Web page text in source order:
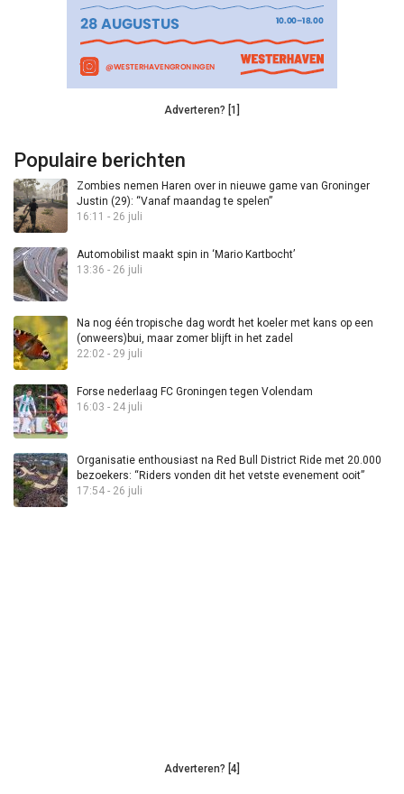
Adverteren? [1]
Populaire berichten
Zombies nemen Haren over in nieuwe game van Groninger
Justin (29): “Vanaf maandag te spelen”
16:11 - 26 juli
Automobilist maakt spin in ‘Mario Kartbocht’
13:36 - 26 juli
Na nog één tropische dag wordt het koeler met kans op een
(onweers)bui, maar zomer blijft in het zadel
22:02 - 29 juli
Forse nederlaag FC Groningen tegen Volendam
16:03 - 24 juli
Organisatie enthousiast na Red Bull District Ride met 20.000
bezoekers: “Riders vonden dit het vetste evenement ooit”
17:54 - 26 juli
Adverteren? [4]